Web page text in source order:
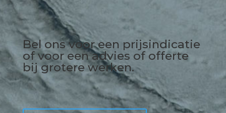
Bel ons voor een prijsindicatie
of voor een advies of offerte
bij grotere werken.